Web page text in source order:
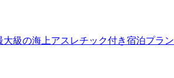
級の海上アスレチック付き宿泊プラン